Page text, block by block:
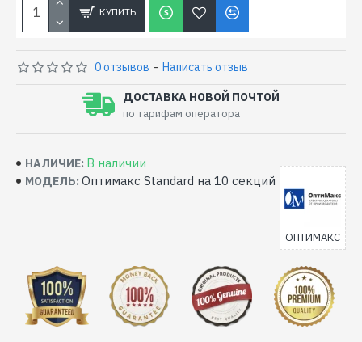
НАЛИЧИЕ: В наличии
МОДЕЛЬ: Оптимакс Standard на 10 секций
ОПТИМАКС
0 отзывов - Написать отзыв
КУПИТЬ
ДОСТАВКА НОВОЙ ПОЧТОЙ
по тарифам оператора